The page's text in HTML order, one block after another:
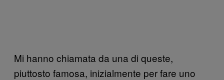
Mi hanno chiamata da una di queste,
piuttosto famosa, inizialmente per fare uno